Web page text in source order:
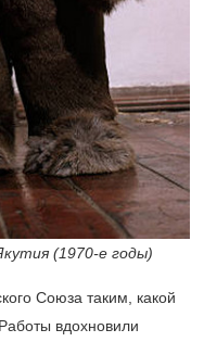
(1970-е годы)
Союза таким, какой
вдохновили